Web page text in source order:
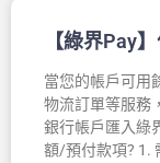
【綠界Pay
當您的帳戶可用
物流訂單等服務
銀行帳戶匯入綠
額/預付款項? 1.